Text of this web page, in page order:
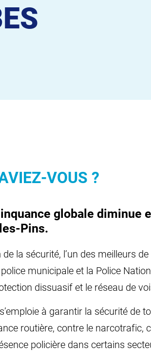
VOUS ?
globale diminue
Pins.
de la sécurité, l’un des meilleurs
municipale et la Police
dissuasif et le réseau de
à garantir la sécurité de
routière, contre le narcotrafic,
policière dans certains